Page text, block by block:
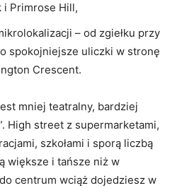
i Primrose Hill,
– od zgiełku przy
spokojniejsze uliczki w stronę
Crescent.
mniej teatralny, bardziej
High street z supermarketami,
szkołami i sporą liczbą
większe i tańsze niż w
centrum wciąż dojedziesz w